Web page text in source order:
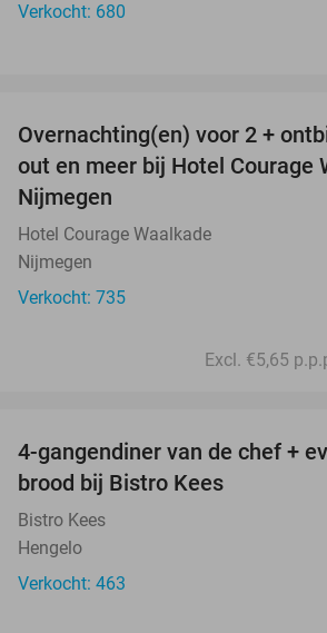
Verkocht: 680
Overnachting(en) voor 2 +
out en meer bij Hotel Courage
Nijmegen
Hotel Courage Waalkade
Nijmegen
Verkocht: 735
Excl. €5,65
4-gangendiner van de chef +
brood bij Bistro Kees
Bistro Kees
Hengelo
Verkocht: 463